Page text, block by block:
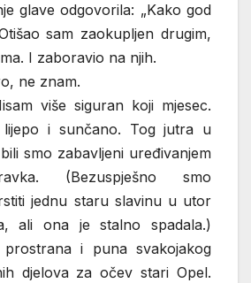
glave odgovorila: „Kako god
sam zaokupljen drugim,
I zaboravio na njih.
ne znam.
više siguran koji mjesec.
i sunčano. Tog jutra u
smo zabavljeni uređivanjem
(Bezuspješno smo
jednu staru slavinu u utor
ali ona je stalno spadala.)
i puna svakojakog
djelova za očev stari Opel.